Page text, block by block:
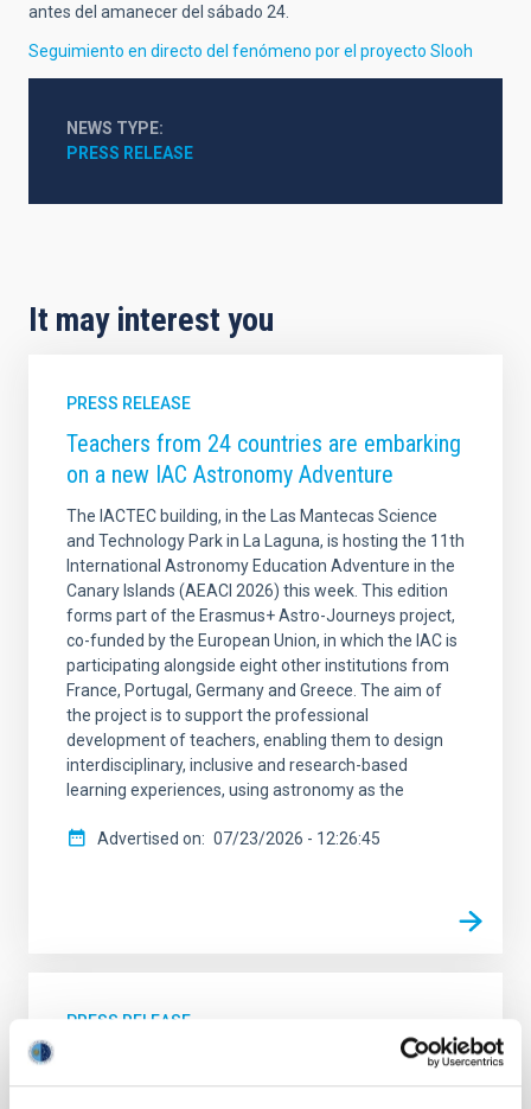
antes del amanecer del sábado 24.
Seguimiento en directo del fenómeno por el proyecto Slooh
NEWS TYPE
PRESS RELEASE
It may interest you
PRESS RELEASE
Teachers from 24 countries are embarking
on a new IAC Astronomy Adventure
The IACTEC building, in the Las Mantecas Science
and Technology Park in La Laguna, is hosting the 11th
International Astronomy Education Adventure in the
Canary Islands (AEACI 2026) this week. This edition
forms part of the Erasmus+ Astro-Journeys project,
co-funded by the European Union, in which the IAC is
participating alongside eight other institutions from
France, Portugal, Germany and Greece. The aim of
the project is to support the professional
development of teachers, enabling them to design
interdisciplinary, inclusive and research-based
learning experiences, using astronomy as the
Advertised on 07/23/2026 - 12:26:45
PRESS RELEASE
The IAC presents the advances made by
IACTEC-Space and other CELESTE